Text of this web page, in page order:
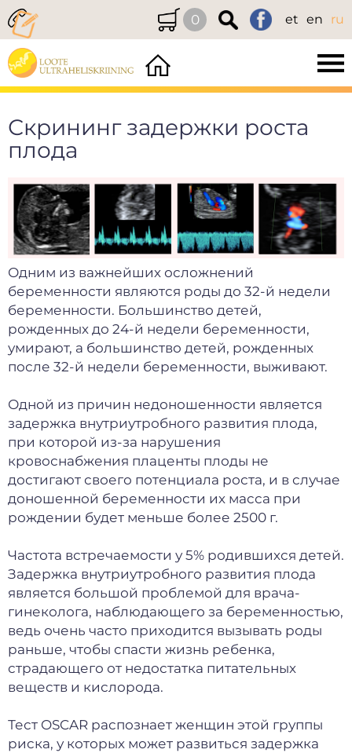
0 et en ru
Скрининг задержки роста
плода
Одним из важнейших осложнений
беременности являются роды до 32-й недели
беременности. Большинство детей,
рожденных до 24-й недели беременности,
умирают, а большинство детей, рожденных
после 32-й недели беременности, выживают.
Одной из причин недоношенности является
задержка внутриутробного развития плода,
при которой из-за нарушения
кровоснабжения плаценты плоды не
достигают своего потенциала роста, и в случае
доношенной беременности их масса при
рождении будет меньше более 2500 г.
Частота встречаемости у 5% родившихся детей.
Задержка внутриутробного развития плода
является большой проблемой для врача-
гинеколога, наблюдающего за беременностью,
ведь очень часто приходится вызывать роды
раньше, чтобы спасти жизнь ребенка,
страдающего от недостатка питательных
веществ и кислорода.
Тест OSCAR распознает женщин этой группы
риска, у которых может развиться задержка